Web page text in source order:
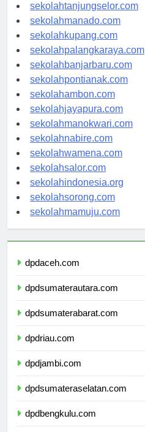
sekolahtanjungselor.com
sekolahmanado.com
sekolahkupang.com
sekolahpalangkaraya.com
sekolahbanjarbaru.com
sekolahpontianak.com
sekolahambon.com
sekolahjayapura.com
sekolahmanokwari.com
sekolahnabire.com
sekolahwamena.com
sekolahsalor.com
sekolahindonesia.org
sekolahsorong.com
sekolahmamuju.com
dpdaceh.com
dpdsumaterautara.com
dpdsumaterabarat.com
dpdriau.com
dpdjambi.com
dpdsumateraselatan.com
dpdbengkulu.com